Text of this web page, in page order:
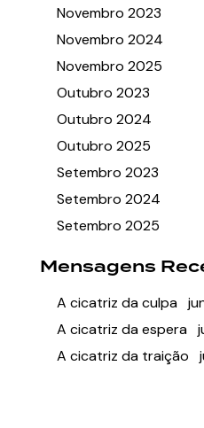
Novembro 2023
Novembro 2024
Novembro 2025
Outubro 2023
Outubro 2024
Outubro 2025
Setembro 2023
Setembro 2024
Setembro 2025
Mensagens
A cicatriz da culpa
A cicatriz da espera
A cicatriz da traição